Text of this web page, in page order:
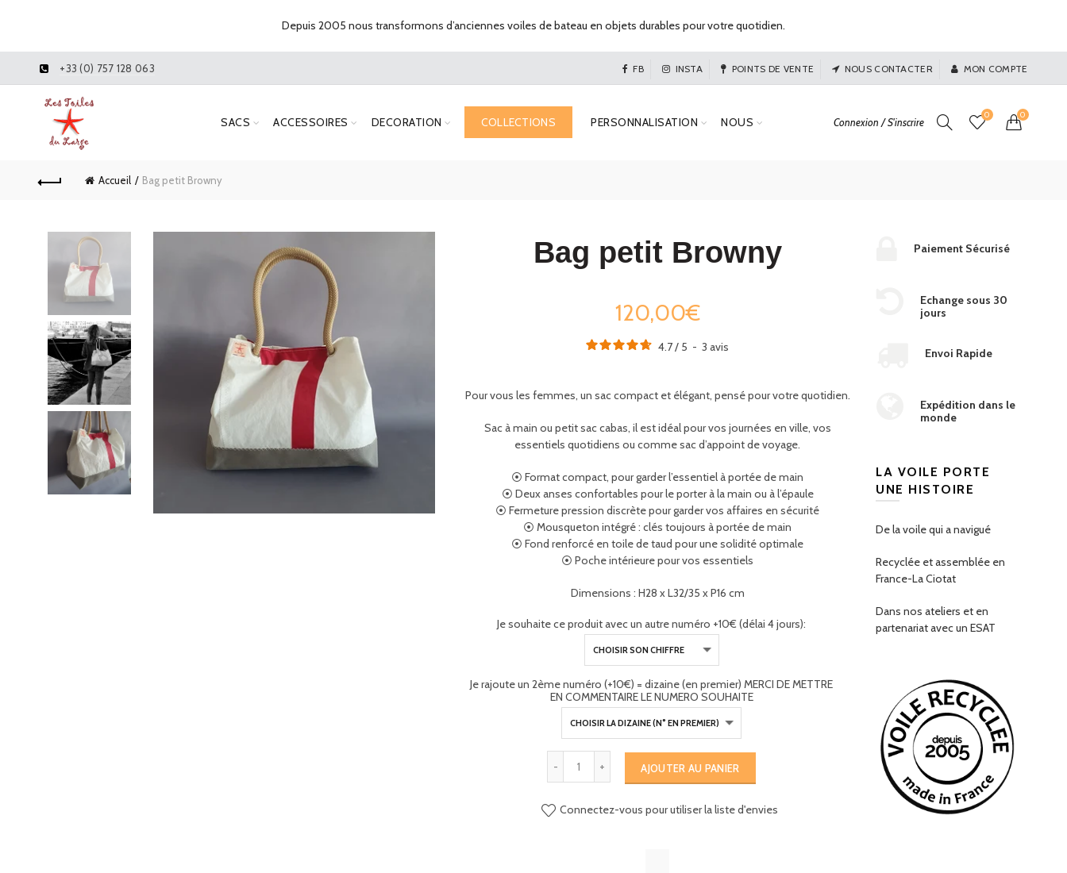
+33 (0) 757 128 063 FB INSTA POINTS DE VENTE NOUS CONTACTER MON COMPTE
SACS ACCESSOIRES DECORATION COLLECTIONS PERSONNALISATION NOUS Connexion / S'inscrire
0 0
Accueil Bag petit Browny
Bag petit Browny
120,00€
4.7/ 5 - 3 avis
Pour vous les femmes, un sac compact et élégant, pensé pour votre quotidien.
Sac à main ou petit sac cabas, il est idéal pour vos journées en ville, vos
essentiels quotidiens ou comme sac d’appoint de voyage.
⦿ Format compact, pour garder l’essentiel à portée de main
⦿ Deux anses confortables pour le porter à la main ou à l’épaule
⦿ Fermeture pression discrète pour garder vos affaires en sécurité
⦿ Mousqueton intégré : clés toujours à portée de main
⦿ Fond renforcé en toile de taud pour une solidité optimale
⦿ Poche intérieure pour vos essentiels
Dimensions : H28 x L32/35 x P16 cm
Je souhaite ce produit avec un autre numéro +10€ (délai 4 jours):
Je rajoute un 2ème numéro (+10€) = dizaine (en premier) MERCI DE METTRE
EN COMMENTAIRE LE NUMERO SOUHAITE
AJOUTER AU PANIER
Connectez-vous pour utiliser la liste d'envies
Paiement Sécurisé
Echange sous 30
jours
Envoi Rapide
Expédition dans le
monde
LA VOILE PORTE
UNE HISTOIRE
De la voile qui a navigué
Recyclée et assemblée en
France-La Ciotat
Dans nos ateliers et en
partenariat avec un ESAT
Depuis 2005 nous transformons d’anciennes voiles de bateau en objets durables pour votre quotidien.